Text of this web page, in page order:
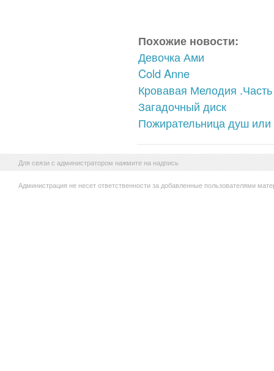
Похожие новости:
Девочка Ами
Cold Anne
Кровавая Мелодия
Загадочный диск
Пожирательница душ
Для связи с администратором нажмите на надпись
Администрация не несет ответственности за добавленные пользователями